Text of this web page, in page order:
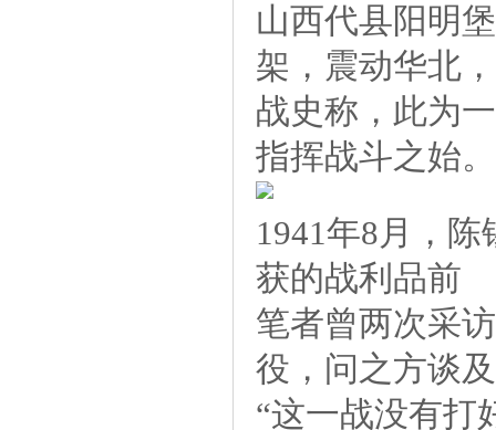
山西代县阳明
架，震动华北
战史称，此为
指挥战斗之始。
1941年8月，
获的战利品前
笔者曾两次采
役，问之方谈
“这一战没有打